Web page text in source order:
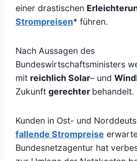
einer drastischen
Strompreisen* führen.
Nach Aussagen des
Bundeswirtschaftsministers
mit reichlich Solar– und
Zukunft gerechter behandelt.
Kunden in Ost- und
fallende Strompreise
Bundesnetzagentur hat